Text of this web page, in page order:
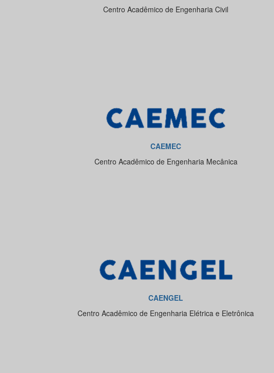
Centro Acadêmico de Engenharia Civil
CAEMEC
Centro Acadêmico de Engenharia Mecânica
CAENGEL
Centro Acadêmico de Engenharia Elétrica e Eletrônica